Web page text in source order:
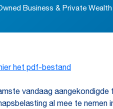
Business & Private Wealth
het pdf-bestand
vandaag
al mee te nemen